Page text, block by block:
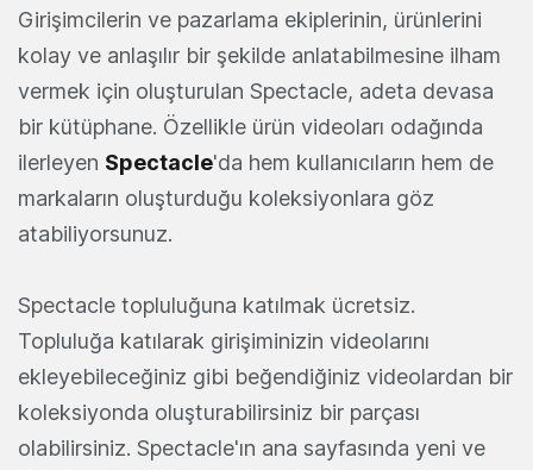
Girişimcilerin ve pazarlama ekiplerinin, ürünlerini
kolay ve anlaşılır bir şekilde anlatabilmesine ilham
vermek için oluşturulan Spectacle, adeta devasa
bir kütüphane. Özellikle ürün videoları odağında
ilerleyen Spectacle'da hem kullanıcıların hem de
markaların oluşturduğu koleksiyonlara göz
atabiliyorsunuz.
Spectacle topluluğuna katılmak ücretsiz.
Topluluğa katılarak girişiminizin videolarını
ekleyebileceğiniz gibi beğendiğiniz videolardan bir
koleksiyonda oluşturabilirsiniz bir parçası
olabilirsiniz. Spectacle'ın ana sayfasında yeni ve